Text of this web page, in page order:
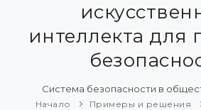
ПРИМЕРЫ И РЕШЕНИЯ
КАТАЛОГ ПРОДУКЦИИ
ПРЕСС-ЦЕНТР
интеллекта для
Система безопасности в
Начало Примеры и решения